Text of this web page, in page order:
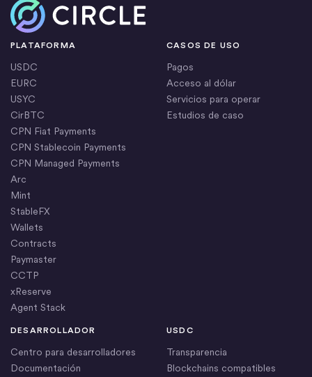
Inicio
PLATAFORMA
USDC
EURC
USYC
CirBTC
CPN Fiat Payments
CPN Stablecoin Payments
CPN Managed Payments
Arc
Mint
StableFX
Wallets
Contracts
Paymaster
CCTP
xReserve
Agent Stack
CASOS DE USO
Pagos
Acceso al dólar
Servicios para operar
Estudios de caso
DESARROLLADOR
Centro para desarrolladores
Documentación
USDC
Transparencia
Blockchains compatibles